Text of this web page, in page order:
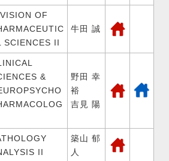
OF
SCIENCES II
牛田 誠
&
野田 幸
裕
吉見 陽
II
築山 郁
人